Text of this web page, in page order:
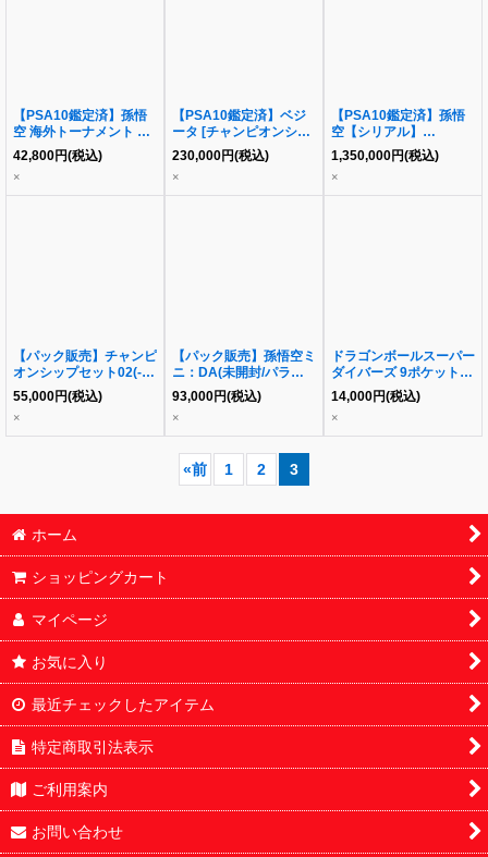
【PSA10鑑定済】孫悟
空 海外トーナメント プ
ロモ《-》{-}
42,800円(税込)
×
【PSA10鑑定済】ベジ
ータ [チャンピオンシッ
プ版]《-》{FB02-133}
230,000円(税込)
×
【PSA10鑑定済】孫悟
空【シリアル】
《PR☆》{FP-001}
1,350,000円(税込)
×
【パック販売】チャンピ
オンシップセット02(-
ILLUSTARTIONS-)
55,000円(税込)
×
【パック販売】孫悟空ミ
ニ：DA(未開封/パラレ
ル/シリアル/金文字)
93,000円(税込)
×
ドラゴンボールスーパー
ダイバーズ 9ポケットバ
インダーセット
14,000円(税込)
×
«前 1 2 3
ホーム
ショッピングカート
マイページ
お気に入り
最近チェックしたアイテム
特定商取引法表示
ご利用案内
お問い合わせ